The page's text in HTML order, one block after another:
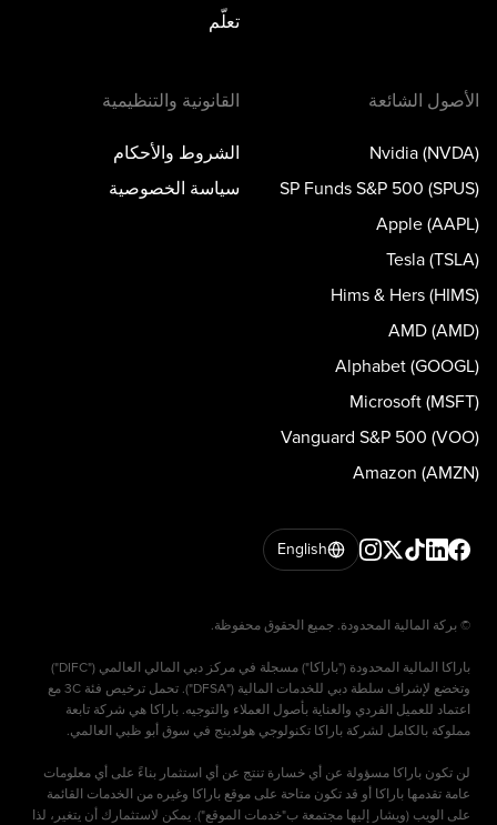
تعلّم
الأصول الشائعة
Nvidia (NVDA)
SP Funds S&P 500 (SPUS)
Apple (AAPL)
Tesla (TSLA)
Hims & Hers (HIMS)
AMD (AMD)
Alphabet (GOOGL)
Microsoft (MSFT)
Vanguard S&P 500 (VOO)
Amazon (AMZN)
القانونية والتنظيمية
الشروط والأحكام
سياسة الخصوصية
English
باراكا المالية المحدودة ("باراكا") مسجلة في مركز دبي المالي العالمي ("DIFC")
وتخضع لإشراف سلطة دبي للخدمات المالية ("DFSA"). تحمل ترخيص فئة 3C مع
اعتماد للعميل الفردي والعناية بأصول العملاء والتوجيه. باراكا هي شركة تابعة
لن تكون باراكا مسؤولة عن أي خسارة تنتج عن أي استثمار بناءً على أي معلومات
عامة تقدمها باراكا أو قد تكون متاحة على موقع باراكا وغيره من الخدمات القائمة
على الويب (ويشار إليها مجتمعة ب"خدمات الموقع"). يمكن لاستثمارك أن يتغير، لذا